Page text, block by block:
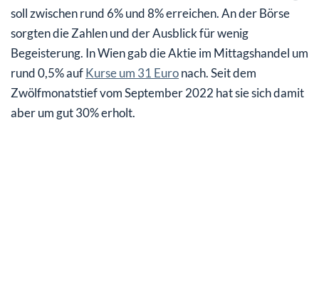
soll zwischen rund 6% und 8% erreichen. An der Börse
sorgten die Zahlen und der Ausblick für wenig
Begeisterung. In Wien gab die Aktie im Mittagshandel um
rund 0,5% aufKurse um 31 Euronach. Seit dem
Zwölfmonatstief vom September 2022 hat sie sich damit
aber um gut 30% erholt.